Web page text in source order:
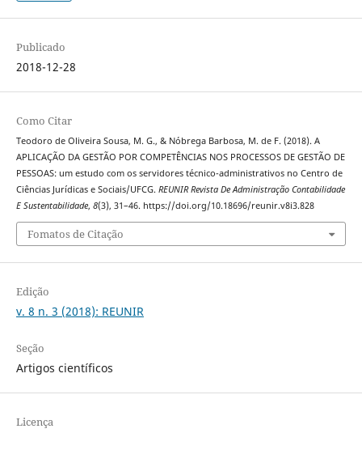
Publicado
2018-12-28
Como Citar
Teodoro de Oliveira Sousa, M. G., & Nóbrega Barbosa, M. de F. (2018). A
APLICAÇÃO DA GESTÃO POR COMPETÊNCIAS NOS PROCESSOS DE GESTÃO DE
PESSOAS: um estudo com os servidores técnico-administrativos no Centro de
Ciências Jurídicas e Sociais/UFCG. REUNIR Revista De Administração Contabilidade
E Sustentabilidade, 8(3), 31–46. https://doi.org/10.18696/reunir.v8i3.828
Fomatos de Citação
Edição
v. 8 n. 3 (2018): REUNIR
Seção
Artigos científicos
Licença